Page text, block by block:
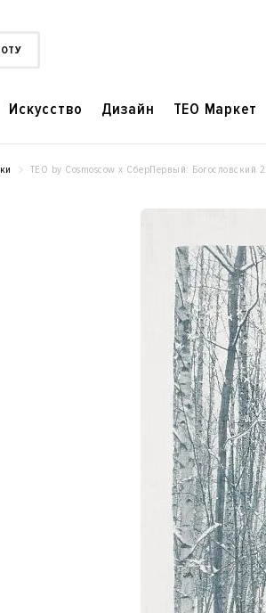
Искусство Дизайн TEO Маркет
ТЕО by Cosmoscow x СберПервый: Богословский